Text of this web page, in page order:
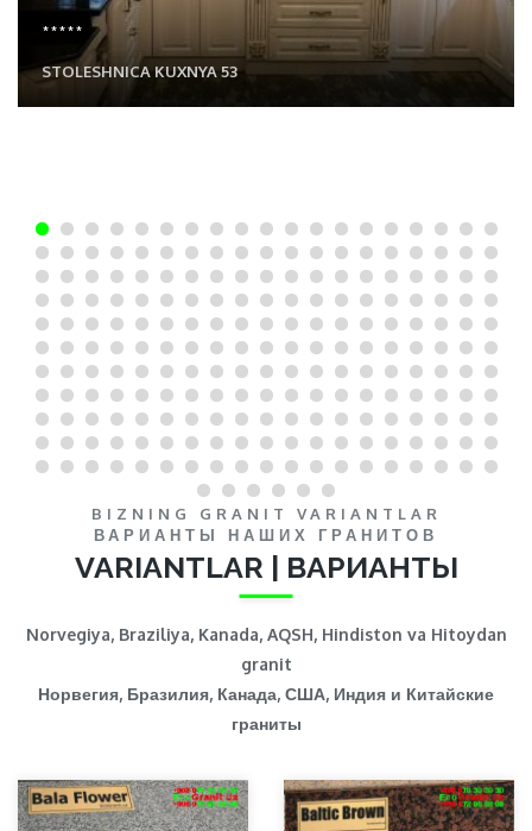
*****
STOLESHNICA KUXNYA 53
BIZNING GRANIT VARIANTLAR
ВАРИАНТЫ НАШИХ ГРАНИТОВ
VARIANTLAR | ВАРИАНТЫ
Norvegiya, Braziliya, Kanada, AQSH, Hindiston va Hitoydan
granit
Норвегия, Бразилия, Канада, США, Индия и Китайские
граниты